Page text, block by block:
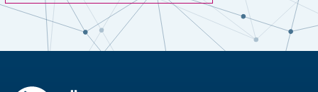
Anti-Roboter-Verifizierung
Hier klicken